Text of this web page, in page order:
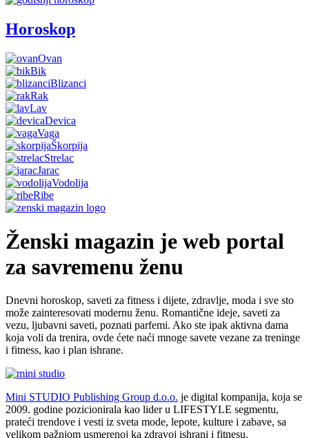
Horoskop
Ovan
Bik
Blizanci
Rak
Lav
Devica
Vaga
Škorpija
Strelac
Jarac
Vodolija
Ribe
Ženski magazin je web portal
za savremenu ženu
Dnevni horoskop, saveti za fitness i dijete, zdravlje, moda i sve sto
može zainteresovati modernu ženu. Romantične ideje, saveti za
vezu, ljubavni saveti, poznati parfemi. Ako ste ipak aktivna dama
koja voli da trenira, ovde ćete naći mnoge savete vezane za treninge
i fitness, kao i plan ishrane.
Mini STUDIO Publishing Group d.o.o. je digital kompanija, koja se
2009. godine pozicionirala kao lider u LIFESTYLE segmentu,
prateći trendove i vesti iz sveta mode, lepote, kulture i zabave, sa
velikom pažnjom usmerenoj ka zdravoj ishrani i fitnesu.